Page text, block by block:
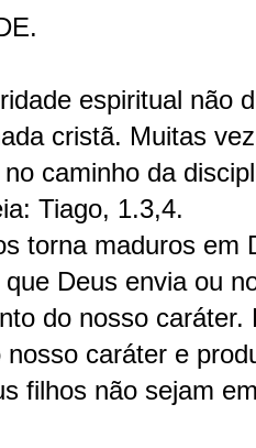
espiritual não
cristã. Muitas
caminho da
Tiago, 1.3,4.
torna maduros em
Deus envia ou
do nosso
nosso caráter e
filhos não sejam